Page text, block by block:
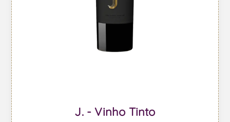
J. - Vinho Tinto